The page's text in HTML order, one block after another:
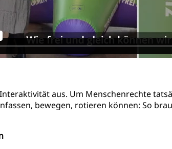
aus. Um Menschenrechte
bewegen, rotieren können: So